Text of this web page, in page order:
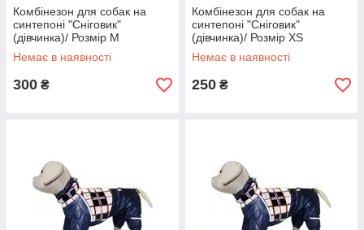
Комбінезон для собак на
синтепоні "Сніговик"
(дівчинка)/ Розмір М
Немає в наявності
300 ₴
Комбінезон для собак на
синтепоні "Сніговик"
(дівчинка)/ Розмір ХS
Немає в наявності
250 ₴